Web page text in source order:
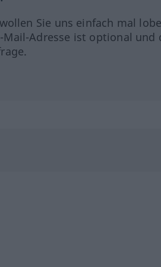
Sie uns einfach mal
Mail-Adresse ist optional und